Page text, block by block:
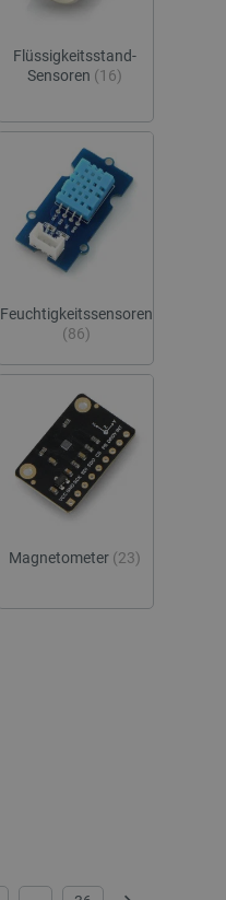
Flüssigkeitsstand-
Sensoren (16)
Feuchtigkeitssensoren
(86)
Magnetometer (23)